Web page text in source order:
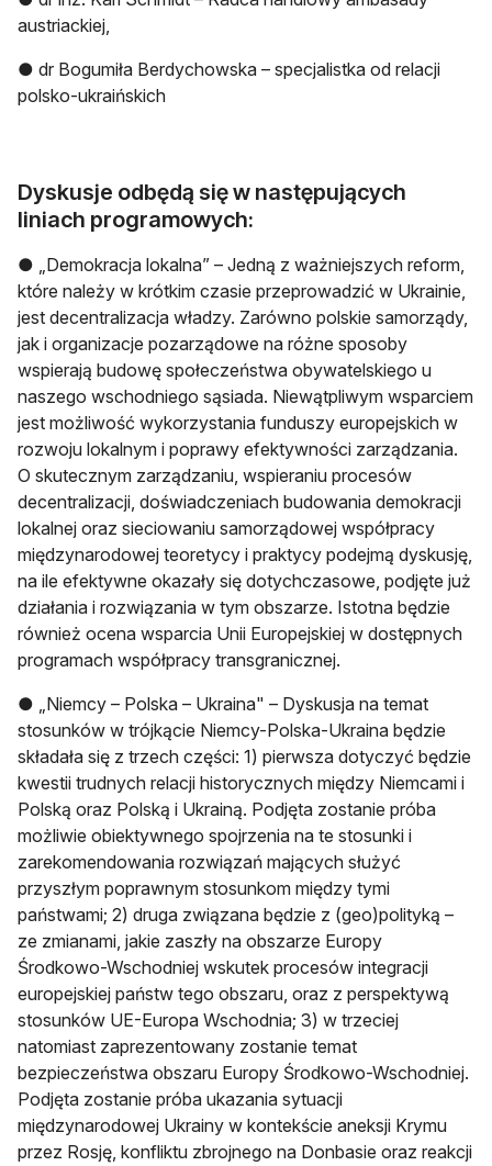
austriackiej,
● dr Bogumiła Berdychowska – specjalistka od relacji
polsko-ukraińskich
Dyskusje odbędą się w następujących
liniach programowych:
● „Demokracja lokalna” – Jedną z ważniejszych reform,
które należy w krótkim czasie przeprowadzić w Ukrainie,
jest decentralizacja władzy. Zarówno polskie samorządy,
jak i organizacje pozarządowe na różne sposoby
wspierają budowę społeczeństwa obywatelskiego u
naszego wschodniego sąsiada. Niewątpliwym wsparciem
jest możliwość wykorzystania funduszy europejskich w
rozwoju lokalnym i poprawy efektywności zarządzania.
O skutecznym zarządzaniu, wspieraniu procesów
decentralizacji, doświadczeniach budowania demokracji
lokalnej oraz sieciowaniu samorządowej współpracy
międzynarodowej teoretycy i praktycy podejmą dyskusję,
na ile efektywne okazały się dotychczasowe, podjęte już
działania i rozwiązania w tym obszarze. Istotna będzie
również ocena wsparcia Unii Europejskiej w dostępnych
programach współpracy transgranicznej.
● „Niemcy – Polska – Ukraina" – Dyskusja na temat
stosunków w trójkącie Niemcy-Polska-Ukraina będzie
składała się z trzech części: 1) pierwsza dotyczyć będzie
kwestii trudnych relacji historycznych między Niemcami i
Polską oraz Polską i Ukrainą. Podjęta zostanie próba
możliwie obiektywnego spojrzenia na te stosunki i
zarekomendowania rozwiązań mających służyć
przyszłym poprawnym stosunkom między tymi
państwami; 2) druga związana będzie z (geo)polityką –
ze zmianami, jakie zaszły na obszarze Europy
Środkowo-Wschodniej wskutek procesów integracji
europejskiej państw tego obszaru, oraz z perspektywą
stosunków UE-Europa Wschodnia; 3) w trzeciej
natomiast zaprezentowany zostanie temat
bezpieczeństwa obszaru Europy Środkowo-Wschodniej.
Podjęta zostanie próba ukazania sytuacji
międzynarodowej Ukrainy w kontekście aneksji Krymu
przez Rosję, konfliktu zbrojnego na Donbasie oraz reakcji